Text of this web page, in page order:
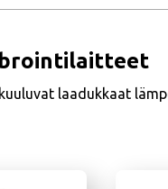
laadukkaat